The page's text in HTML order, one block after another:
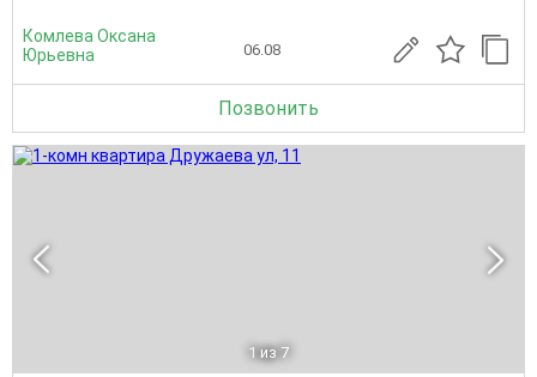
Комлева Оксана
Юрьевна
06.08
Позвонить
1 из 7